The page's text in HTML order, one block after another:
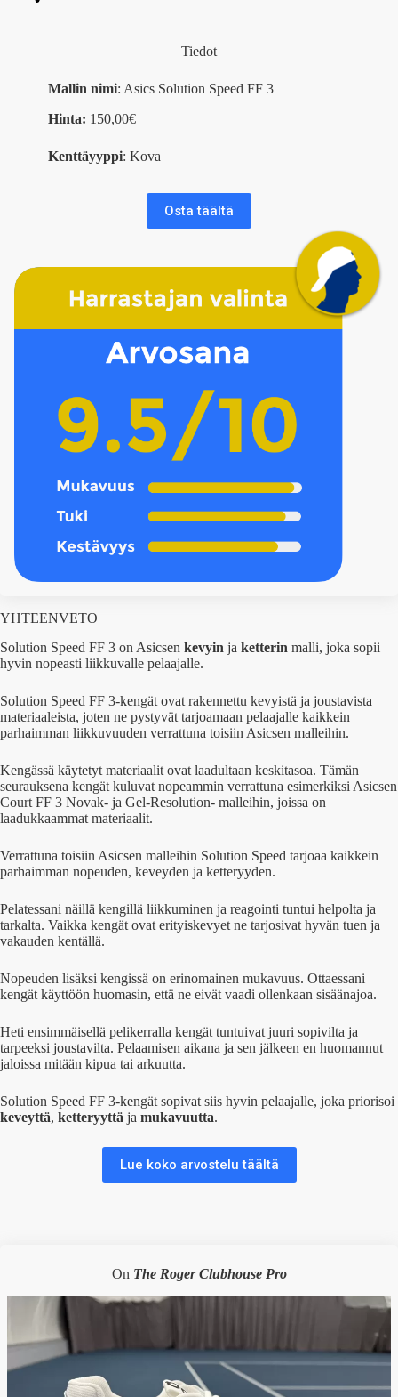
Tiedot
Mallin nimi: Asics Solution Speed FF 3
Hinta: 150,00€
Kenttäyyppi: Kova
Osta täältä
YHTEENVETO
Solution Speed FF 3 on Asicsen kevyin ja ketterin malli, joka sopii
hyvin nopeasti liikkuvalle pelaajalle.
Solution Speed FF 3-kengät ovat rakennettu kevyistä ja joustavista
materiaaleista, joten ne pystyvät tarjoamaan pelaajalle kaikkein
parhaimman liikkuvuuden verrattuna toisiin Asicsen malleihin.
Kengässä käytetyt materiaalit ovat laadultaan keskitasoa. Tämän
seurauksena kengät kuluvat nopeammin verrattuna esimerkiksi Asicsen
Court FF 3 Novak- ja Gel-Resolution- malleihin, joissa on
laadukkaammat materiaalit.
Verrattuna toisiin Asicsen malleihin Solution Speed tarjoaa kaikkein
parhaimman nopeuden, keveyden ja ketteryyden.
Pelatessani näillä kengillä liikkuminen ja reagointi tuntui helpolta ja
tarkalta. Vaikka kengät ovat erityiskevyet ne tarjosivat hyvän tuen ja
vakauden kentällä.
Nopeuden lisäksi kengissä on erinomainen mukavuus. Ottaessani
kengät käyttöön huomasin, että ne eivät vaadi ollenkaan sisäänajoa.
Heti ensimmäisellä pelikerralla kengät tuntuivat juuri sopivilta ja
tarpeeksi joustavilta. Pelaamisen aikana ja sen jälkeen en huomannut
jaloissa mitään kipua tai arkuutta.
Solution Speed FF 3-kengät sopivat siis hyvin pelaajalle, joka priorisoi
keveyttä, ketteryyttä ja mukavuutta.
Lue koko arvostelu täältä
On The Roger Clubhouse Pro